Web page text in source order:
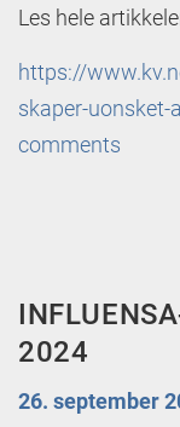
Les hele
https://
skaper-
comments
2024
26. september